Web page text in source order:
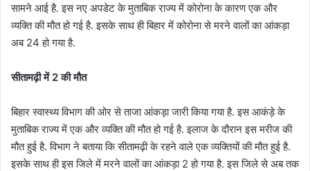
सामने आई है. इस नए अपडेट के मुताबिक राज्य में कोरोना के कारण एक और
व्यक्ति की मौत हो गई है. इसके साथ ही बिहार में कोरोना से मरने वालों का आंकड़ा
अब 24 हो गया है.
सीतामढ़ी में 2 की मौत
बिहार स्वास्थ्य विभाग की ओर से ताजा आंकड़ा जारी किया गया है. इस आकंड़े के
मुताबिक राज्य में एक और व्यक्ति की मौत हो गई है. इलाज के दौरान इस मरीज की
मौत हुई है. विभाग ने बताया कि सीतामढ़ी के रहने वाले एक व्यक्तियों की मौत हुई है.
इसके साथ ही इस जिले में मरने वालों का आंकड़ा 2 हो गया है. इस जिले से अब तक